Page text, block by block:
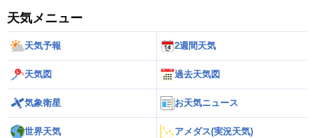
天気メニュー
天気予報 2週間天気
天気図 過去天気図
気象衛星 お天気ニュース
世界天気 アメダス(実況天気)